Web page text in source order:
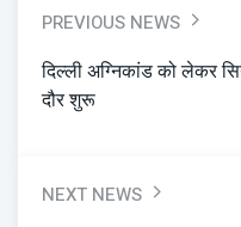
PREVIOUS NEWS
दिल्ली अग्निकांड को लेकर
दौर शुरू
NEXT NEWS